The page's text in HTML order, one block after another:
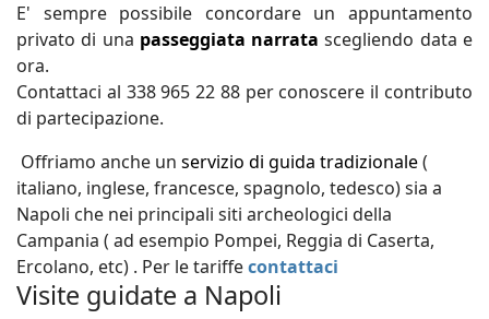
E' sempre possibile concordare un appuntamento
privato di una passeggiata narrata scegliendo data e
ora.
Contattaci al 338 965 22 88 per conoscere il contributo
di partecipazione.
Offriamo anche un servizio di guida tradizionale(
italiano, inglese, francesce, spagnolo, tedesco) sia a
Napoli che nei principali siti archeologici della
Campania ( ad esempio Pompei, Reggia di Caserta,
Ercolano, etc) . Per le tariffecontattaci
Visite guidate a Napoli